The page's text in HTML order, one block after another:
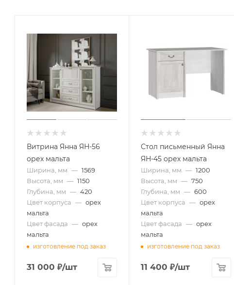
Витрина Янна ЯН-56
орех мальта
Ширина, мм — 1569
Высота, мм — 1150
Глубина, мм — 420
Цвет корпуса — орех
мальта
Цвет фасада — орех
мальта
изготовление под заказ
31 000 ₽/шт
Стол письменный Янна
ЯН-45 орех мальта
Ширина, мм — 1200
Высота, мм — 750
Глубина, мм — 600
Цвет корпуса — орех
мальта
Цвет фасада — орех
мальта
изготовление под заказ
11 400 ₽/шт